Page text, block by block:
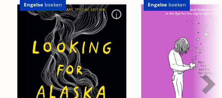
Engelse boeken Engelse boeken